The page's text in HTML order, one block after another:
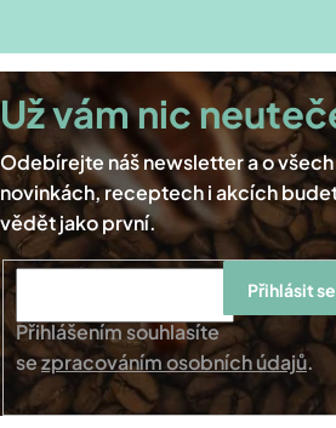
Přihlášením souhlasíte
sezpracováním osobních údajů.
Přihlásit se